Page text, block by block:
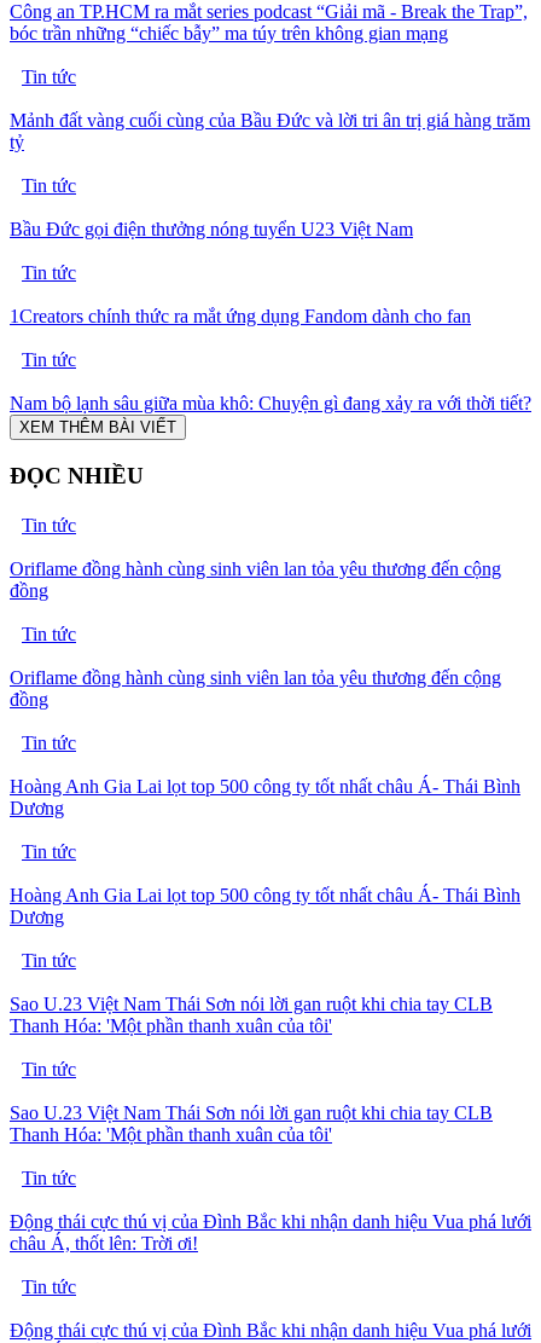
Công an TP.HCM ra mắt series podcast “Giải mã - Break the Trap”,
bóc trần những “chiếc bẫy” ma túy trên không gian mạng
Tin tức
Mảnh đất vàng cuối cùng của Bầu Đức và lời tri ân trị giá hàng trăm
tỷ
Tin tức
Bầu Đức gọi điện thưởng nóng tuyển U23 Việt Nam
Tin tức
1Creators chính thức ra mắt ứng dụng Fandom dành cho fan
Tin tức
Nam bộ lạnh sâu giữa mùa khô: Chuyện gì đang xảy ra với thời tiết?
XEM THÊM BÀI VIẾT
ĐỌC NHIỀU
Tin tức
Oriflame đồng hành cùng sinh viên lan tỏa yêu thương đến cộng
đồng
Tin tức
Oriflame đồng hành cùng sinh viên lan tỏa yêu thương đến cộng
đồng
Tin tức
Hoàng Anh Gia Lai lọt top 500 công ty tốt nhất châu Á- Thái Bình
Dương
Tin tức
Hoàng Anh Gia Lai lọt top 500 công ty tốt nhất châu Á- Thái Bình
Dương
Tin tức
Sao U.23 Việt Nam Thái Sơn nói lời gan ruột khi chia tay CLB
Thanh Hóa: 'Một phần thanh xuân của tôi'
Tin tức
Sao U.23 Việt Nam Thái Sơn nói lời gan ruột khi chia tay CLB
Thanh Hóa: 'Một phần thanh xuân của tôi'
Tin tức
Động thái cực thú vị của Đình Bắc khi nhận danh hiệu Vua phá lưới
châu Á, thốt lên: Trời ơi!
Tin tức
Động thái cực thú vị của Đình Bắc khi nhận danh hiệu Vua phá lưới